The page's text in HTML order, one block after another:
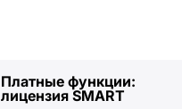
Платные функции:
лицензия SMART